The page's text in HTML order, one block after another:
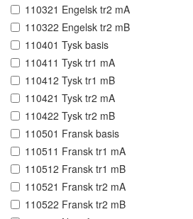
110321 Engelsk tr2 mA
110322 Engelsk tr2 mB
110401 Tysk basis
110411 Tysk tr1 mA
110412 Tysk tr1 mB
110421 Tysk tr2 mA
110422 Tysk tr2 mB
110501 Fransk basis
110511 Fransk tr1 mA
110512 Fransk tr1 mB
110521 Fransk tr2 mA
110522 Fransk tr2 mB